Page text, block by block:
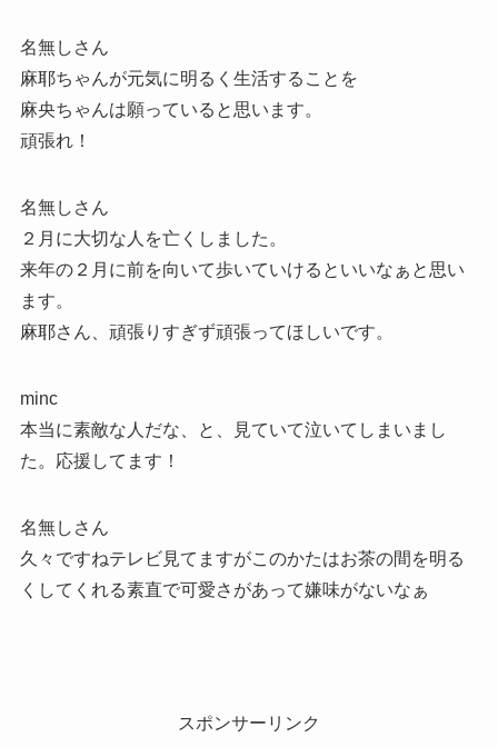
名無しさん
麻耶ちゃんが元気に明るく生活することを
麻央ちゃんは願っていると思います。
頑張れ！
名無しさん
２月に大切な人を亡くしました。
来年の２月に前を向いて歩いていけるといいなぁと思い
ます。
麻耶さん、頑張りすぎず頑張ってほしいです。
minc
本当に素敵な人だな、と、見ていて泣いてしまいまし
た。応援してます！
名無しさん
久々ですねテレビ見てますがこのかたはお茶の間を明る
くしてくれる素直で可愛さがあって嫌味がないなぁ
スポンサーリンク